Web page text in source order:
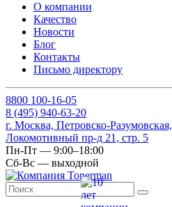
О компании
Качество
Новости
Блог
Контакты
Письмо директору
8800 100-16-05
8 (495) 940-63-20
г. Москва, Петровско-Разумовская,
Локомотивный пр-д 21, стр. 5
Пн-Пт — 9:00–18:00
Сб-Вс — выходной